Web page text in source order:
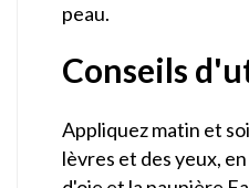
peau.
Conseils
Appliquez matin et
lèvres et des yeux,